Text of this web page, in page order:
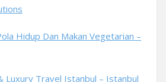
Hidup Dan Makan Vegetarian –
Luxury Travel Istanbul – Istanbul